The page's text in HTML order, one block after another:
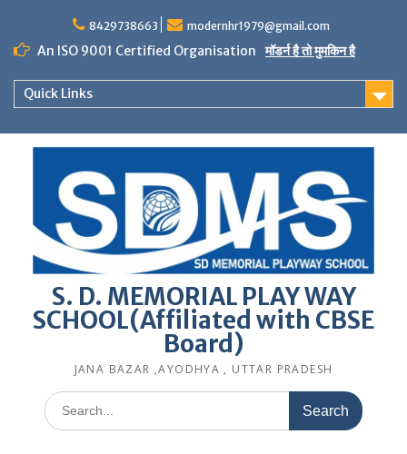
content
8429738663 modernhr1979@gmail.com
An ISO 9001 Certified Organisation मॉडर्न है तो मुमकिन है
Quick Links
S. D. MEMORIAL PLAY WAY
SCHOOL(Affiliated with CBSE
Board)
JANA BAZAR ,AYODHYA , UTTAR PRADESH
Search
for: